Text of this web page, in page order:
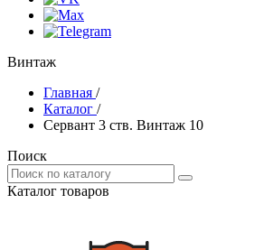
Винтаж
Главная /
Каталог /
Сервант 3 ств. Винтаж 10
Поиск
Каталог товаров